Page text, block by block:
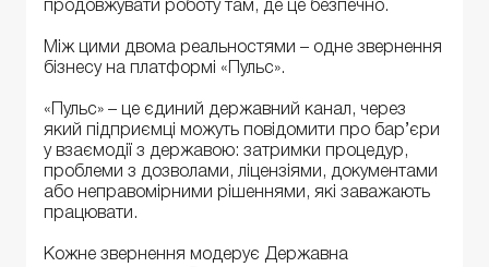
продовжувати роботу там, де це безпечно.
Між цими двома реальностями – одне звернення
бізнесу на платформі «Пульс».
«Пульс» – це єдиний державний канал, через
який підприємці можуть повідомити про бар’єри
у взаємодії з державою: затримки процедур,
проблеми з дозволами, ліцензіями, документами
або неправомірними рішеннями, які заважають
працювати.
Кожне звернення модерує Державна